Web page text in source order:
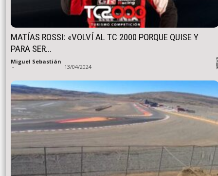
MATÍAS ROSSI: «VOLVÍ AL TC 2000 PORQUE QUISE Y
PARA SER...
Miguel Sebastián
- 13/04/2024